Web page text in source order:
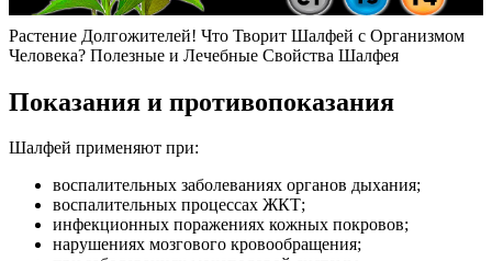
Растение Долгожителей! Что Творит Шалфей с Организмом
Человека? Полезные и Лечебные Свойства Шалфея
Показания и противопоказания
Шалфей применяют при:
воспалительных заболеваниях органов дыхания;
воспалительных процессах ЖКТ;
инфекционных поражениях кожных покровов;
нарушениях мозгового кровообращения;